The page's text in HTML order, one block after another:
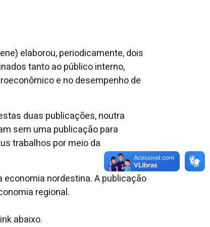
elaborou, periodicamente, dois
tanto ao público interno,
e no desempenho de
duas publicações, noutra
sem uma publicação para
trabalhos por meio da
economia nordestina. A publicação
regional.
abaixo.